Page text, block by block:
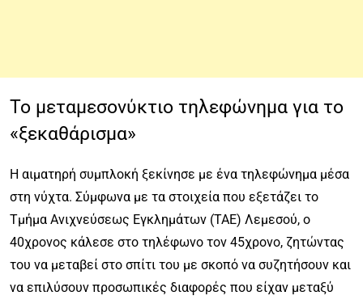
Το μεταμεσονύκτιο τηλεφώνημα για το
«ξεκαθάρισμα»
Η αιματηρή συμπλοκή ξεκίνησε με ένα τηλεφώνημα μέσα
στη νύχτα. Σύμφωνα με τα στοιχεία που εξετάζει το
Τμήμα Ανιχνεύσεως Εγκλημάτων (ΤΑΕ) Λεμεσού, ο
40χρονος κάλεσε στο τηλέφωνο τον 45χρονο, ζητώντας
του να μεταβεί στο σπίτι του με σκοπό να συζητήσουν και
να επιλύσουν προσωπικές διαφορές που είχαν μεταξύ